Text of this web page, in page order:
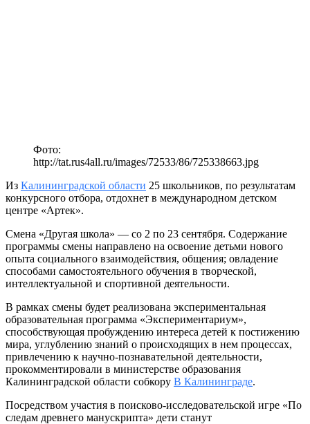
Фото:
http://tat.rus4all.ru/images/72533/86/725338663.jpg
Из Калининградской области 25 школьников, по результатам
конкурсного отбора, отдохнет в международном детском
центре «Артек».
Смена «Другая школа» — со 2 по 23 сентября. Содержание
программы смены направлено на освоение детьми нового
опыта социального взаимодействия, общения; овладение
способами самостоятельного обучения в творческой,
интеллектуальной и спортивной деятельности.
В рамках смены будет реализована экспериментальная
образовательная программа «Экспериментариум»,
способствующая пробуждению интереса детей к постижению
мира, углублению знаний о происходящих в нем процессах,
привлечению к научно-познавательной деятельности,
прокомментировали в министерстве образования
Калининградской области собкору В Калининграде.
Посредством участия в поисково-исследовательской игре «По
следам древнего манускрипта» дети станут